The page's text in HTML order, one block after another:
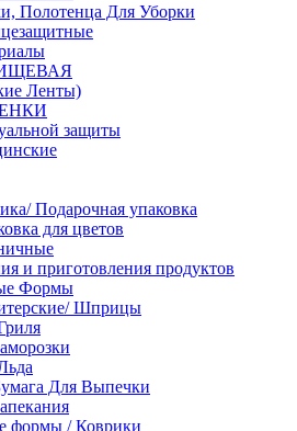
Полотенца Для Уборки
Ленты)
защиты
Подарочная упаковка
для цветов
и приготовления продуктов
Формы
Шприцы
Для Выпечки
формы / Коврики